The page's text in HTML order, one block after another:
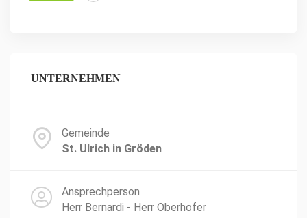
UNTERNEHMEN
Gemeinde
St. Ulrich in Gröden
Ansprechperson
Herr Bernardi - Herr Oberhofer